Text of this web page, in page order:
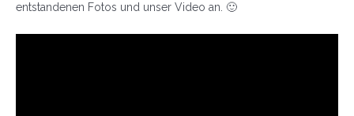
entstandenen Fotos und unser Video an. 🙂